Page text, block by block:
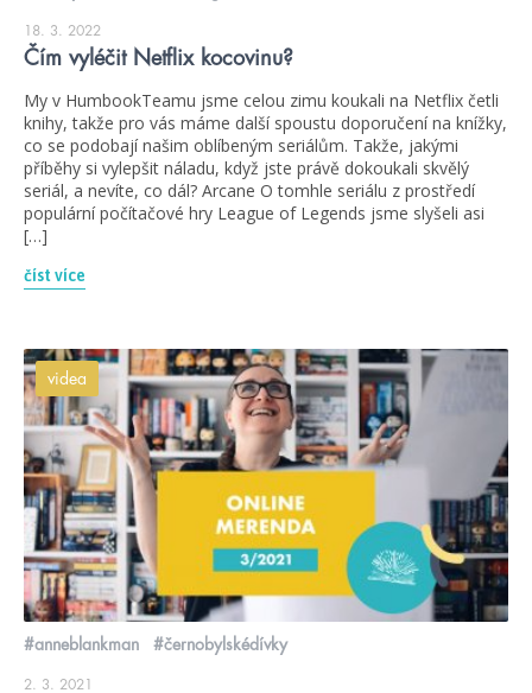
18. 3. 2022
Čím vyléčit Netflix kocovinu?
My v HumbookTeamu jsme celou zimu koukali na Netflix četli
knihy, takže pro vás máme další spoustu doporučení na knížky,
co se podobají našim oblíbeným seriálům. Takže, jakými
příběhy si vylepšit náladu, když jste právě dokoukali skvělý
seriál, a nevíte, co dál? Arcane O tomhle seriálu z prostředí
populární počítačové hry League of Legends jsme slyšeli asi
[…]
číst více
videa
#anneblankman #černobylskédívky
2. 3. 2021